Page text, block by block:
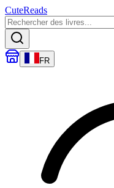
CuteReads
FR